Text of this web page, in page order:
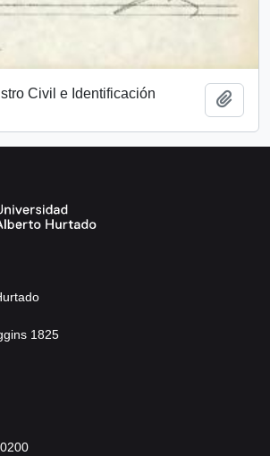
Civil e Identificación
1825